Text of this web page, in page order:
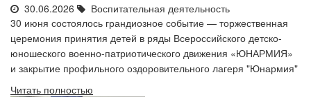
30.06.2026
Воспитательная деятельность
30 июня состоялось грандиозное событие — торжественная
церемония принятия детей в ряды Всероссийского детско-
юношеского военно-патриотического движения «ЮНАРМИЯ»
и закрытие профильного оздоровительного лагеря "Юнармия"
Читать полностью